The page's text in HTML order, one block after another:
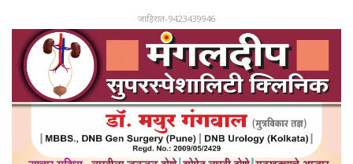
जाहिरात-9423439946